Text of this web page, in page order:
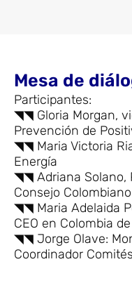
Mesa de
Participantes:
◥◥ Gloria Morgan,
Prevención de
◥◥ Maria Victoria
Energía
◥◥ Adriana Solano,
Consejo
◥◥ Maria Adelaida
CEO en Colombia
◥◥ Jorge Olave:
Coordinador